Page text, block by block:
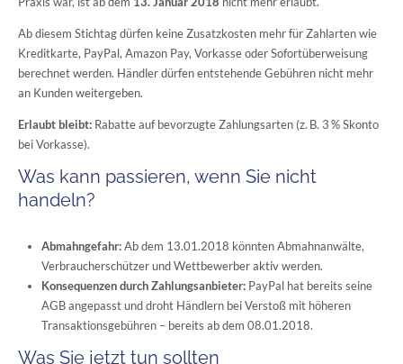
Ab diesem Stichtag dürfen keine Zusatzkosten mehr für Zahlarten wie
Kreditkarte, PayPal, Amazon Pay, Vorkasse oder Sofortüberweisung
berechnet werden. Händler dürfen entstehende Gebühren nicht mehr
an Kunden weitergeben.
Erlaubt bleibt: Rabatte auf bevorzugte Zahlungsarten (z. B. 3 % Skonto
bei Vorkasse).
Was kann passieren, wenn Sie nicht
handeln?
Abmahngefahr:Ab dem 13.01.2018 könnten Abmahnanwälte,
Verbraucherschützer und Wettbewerber aktiv werden.
Konsequenzen durch Zahlungsanbieter: PayPal hat bereits seine
AGB angepasst und droht Händlern bei Verstoß mit höheren
Transaktionsgebühren – bereits ab dem 08.01.2018.
Was Sie jetzt tun sollten